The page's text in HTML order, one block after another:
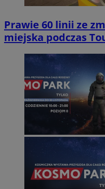
Prawie 60 linii ze
miejska podczas